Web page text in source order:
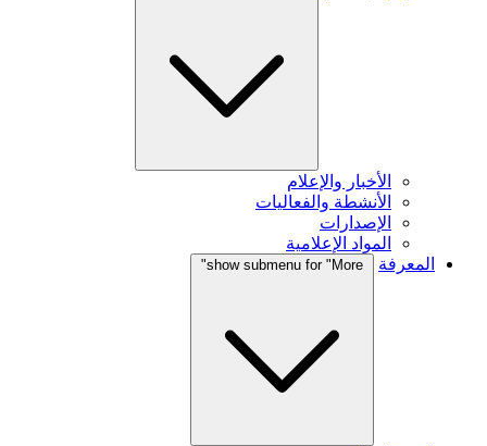
الأخبار والإعلام
الأنشطة والفعاليات
الإصدارات
المواد الإعلامية
المعرفة
show submenu for "More"